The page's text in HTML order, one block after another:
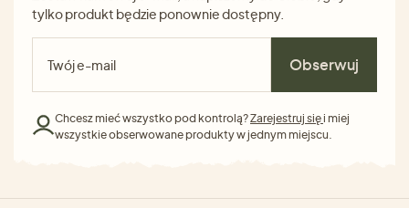
tylko produkt będzie ponownie dostępny.
Obserwuj
Chcesz mieć wszystko pod kontrolą?Zarejestruj sięi miej
wszystkie obserwowane produkty w jednym miejscu.